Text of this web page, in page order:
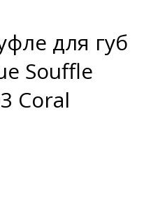
для губ
Souffle
Coral